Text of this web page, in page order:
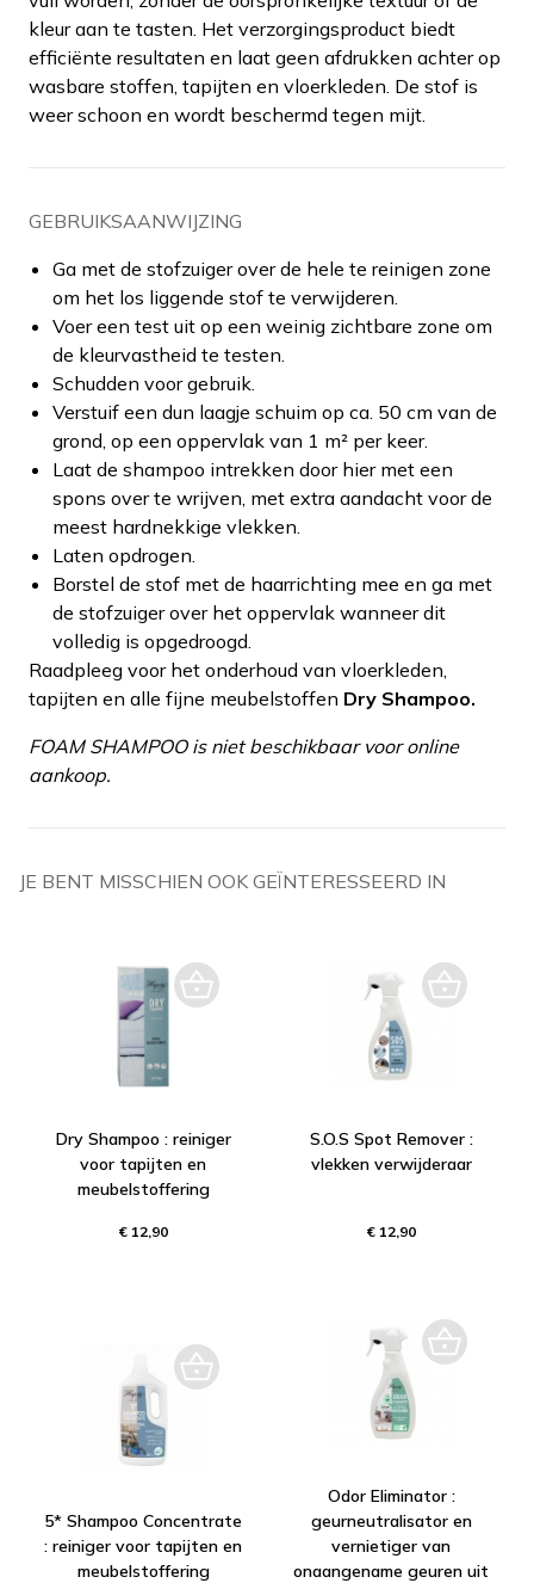
kleur aan te tasten. Het verzorgingsproduct biedt
efficiënte resultaten en laat geen afdrukken achter op
wasbare stoffen, tapijten en vloerkleden. De stof is
weer schoon en wordt beschermd tegen mijt.
GEBRUIKSAANWIJZING
Ga met de stofzuiger over de hele te reinigen zone
om het los liggende stof te verwijderen.
Voer een test uit op een weinig zichtbare zone om
de kleurvastheid te testen.
Schudden voor gebruik.
Verstuif een dun laagje schuim op ca. 50 cm van de
grond, op een oppervlak van 1 m² per keer.
Laat de shampoo intrekken door hier met een
spons over te wrijven, met extra aandacht voor de
meest hardnekkige vlekken.
Laten opdrogen.
Borstel de stof met de haarrichting mee en ga met
de stofzuiger over het oppervlak wanneer dit
volledig is opgedroogd.
Raadpleeg voor het onderhoud van vloerkleden,
tapijten en alle fijne meubelstoffen Dry Shampoo.
FOAM SHAMPOO is niet beschikbaar voor online
aankoop.
JE BENT MISSCHIEN OOK GEÏNTERESSEERD IN
Dry Shampoo : reiniger
voor tapijten en
meubelstoffering
€ 12,90
S.O.S Spot Remover :
vlekken verwijderaar
€ 12,90
5* Shampoo Concentrate
: reiniger voor tapijten en
meubelstoffering
Odor Eliminator :
geurneutralisator en
vernietiger van
onaangename geuren uit